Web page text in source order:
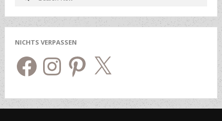
for:
NICHTS VERPASSEN
Facebook
Instagram Pinterest